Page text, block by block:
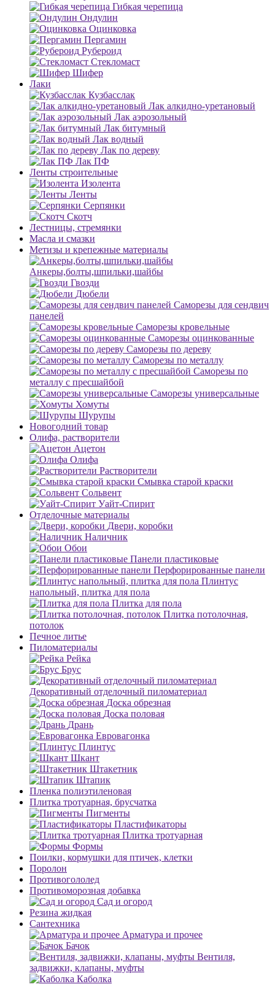
Гибкая черепица
Ондулин
Оцинковка
Пергамин
Рубероид
Стекломаст
Шифер
Лаки
Кузбасслак
Лак алкидно-уретановый
Лак аэрозольный
Лак битумный
Лак водный
Лак по дереву
Лак ПФ
Ленты строительные
Изолента
Ленты
Серпянки
Скотч
Лестницы, стремянки
Масла и смазки
Метизы и крепежные материалы
Анкеры,болты,шпильки,шайбы
Гвозди
Дюбели
Саморезы для сендвич
панелей
Саморезы кровельные
Саморезы оцинкованные
Саморезы по дереву
Саморезы по металлу
Саморезы по
металлу с пресшайбой
Саморезы универсальные
Хомуты
Шурупы
Новогодний товар
Олифа, растворители
Ацетон
Олифа
Растворители
Смывка старой краски
Сольвент
Уайт-Спирит
Отделочные материалы
Двери, коробки
Наличник
Обои
Панели пластиковые
Перфорированные панели
Плинтус
напольный, плитка для пола
Плитка для пола
Плитка потолочная,
потолок
Печное литье
Пиломатериалы
Рейка
Брус
Декоративный отделочный пиломатериал
Доска обрезная
Доска половая
Дрань
Евровагонка
Плинтус
Шкант
Штакетник
Штапик
Пленка полиэтиленовая
Плитка тротуарная, брусчатка
Пигменты
Пластификаторы
Плитка тротуарная
Формы
Поилки, кормушки для птичек, клетки
Поролон
Противогололед
Противоморозная добавка
Сад и огород
Резина жидкая
Сантехника
Арматура и прочее
Бачок
Вентиля,
задвижки, клапаны, муфты
Каболка